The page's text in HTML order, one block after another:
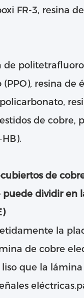
FR-3, resina
de
resina de
de cobre,
de
dividir en
la
de cobre
que la